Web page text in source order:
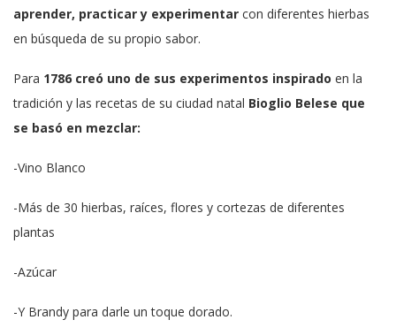
aprender, practicar y experimentar con diferentes hierbas
en búsqueda de su propio sabor.
Para 1786 creó uno de sus experimentos inspirado en la
tradición y las recetas de su ciudad natal Bioglio Belese que
se basó en mezclar:
-Vino Blanco
-Más de 30 hierbas, raíces, flores y cortezas de diferentes
plantas
-Azúcar
-Y Brandy para darle un toque dorado.